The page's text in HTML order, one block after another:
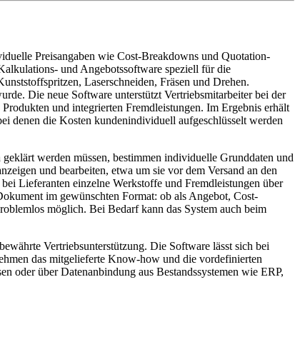
Preisangaben wie Cost-Breakdowns und Quotation-
und Angebotssoftware speziell für die
Laserschneiden, Fräsen und Drehen.
Die neue Software unterstützt Vertriebsmitarbeiter bei der
und integrierten Fremdleistungen. Im Ergebnis erhält
denen die Kosten kundenindividuell aufgeschlüsselt werden
werden müssen, bestimmen individuelle Grunddaten und
und bearbeiten, etwa um sie vor dem Versand an den
Lieferanten einzelne Werkstoffe und Fremdleistungen über
im gewünschten Format: ob als Angebot, Cost-
möglich. Bei Bedarf kann das System auch beim
Vertriebsunterstützung. Die Software lässt sich bei
das mitgelieferte Know-how und die vordefinierten
oder über Datenanbindung aus Bestandssystemen wie ERP,